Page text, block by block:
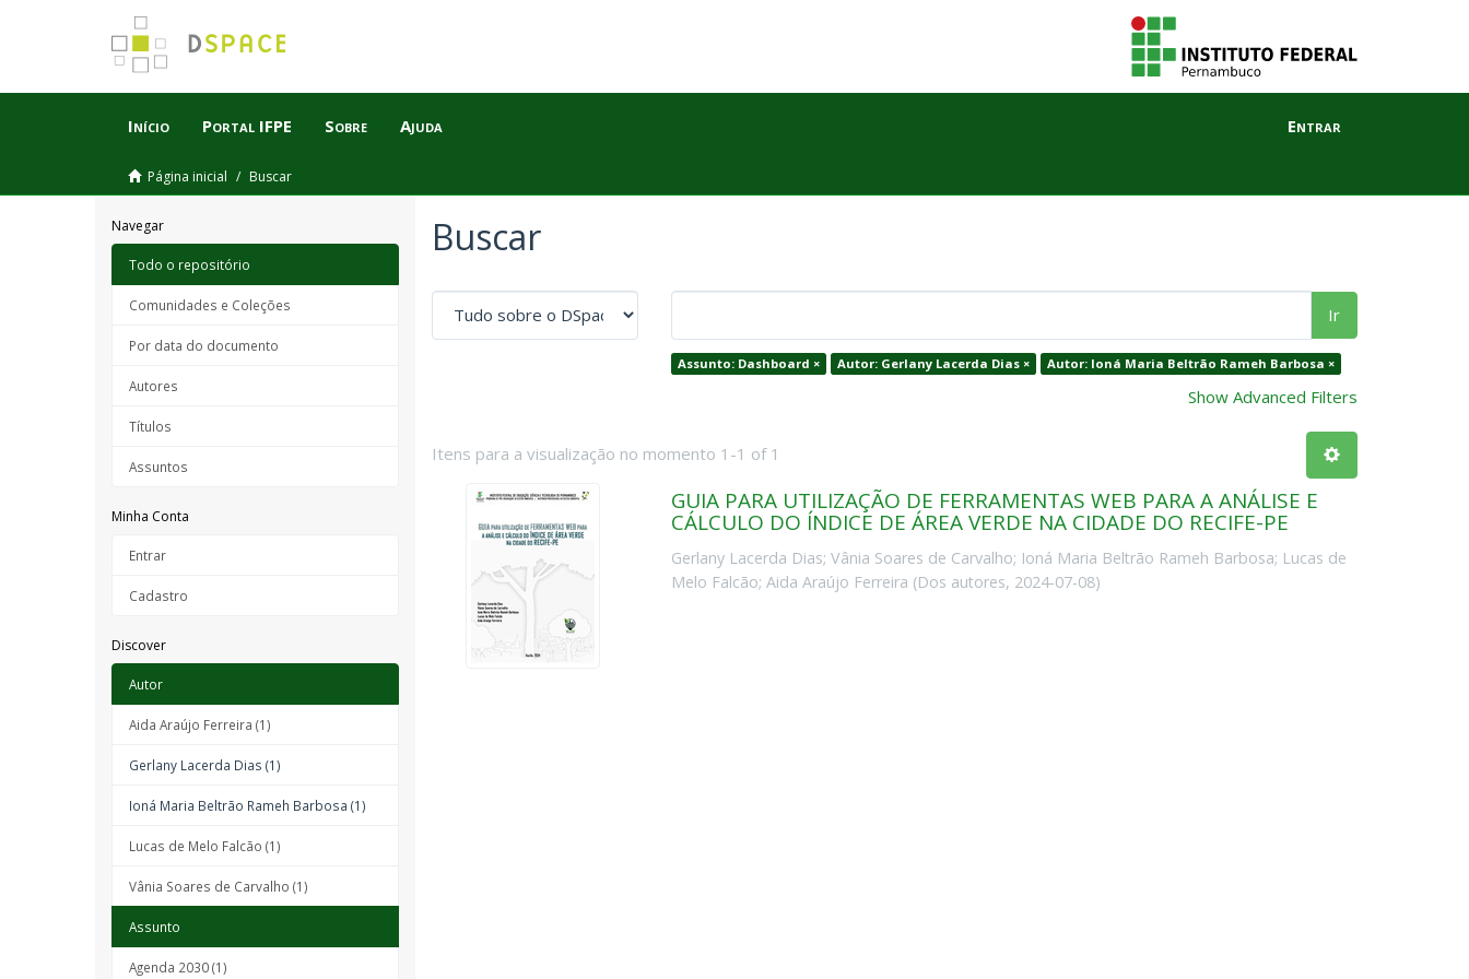
Início Portal IFPE Sobre Ajuda Entrar
Página inicial Buscar
Navegar
Todo o repositório
Comunidades e Coleções
Por data do documento
Autores
Títulos
Assuntos
Minha Conta
Entrar
Cadastro
Discover
Autor
Aida Araújo Ferreira (1)
Gerlany Lacerda Dias (1)
Ioná Maria Beltrão Rameh Barbosa (1)
Lucas de Melo Falcão (1)
Vânia Soares de Carvalho (1)
Assunto
Agenda 2030 (1)
Buscar
Ir
Assunto: Dashboard × Autor: Gerlany Lacerda Dias × Autor: Ioná Maria Beltrão Rameh Barbosa ×
Show Advanced Filters
Itens para a visualização no momento 1-1 of 1
GUIA PARA UTILIZAÇÃO DE FERRAMENTAS WEB PARA A ANÁLISE E
CÁLCULO DO ÍNDICE DE ÁREA VERDE NA CIDADE DO RECIFE-PE
Gerlany Lacerda Dias; Vânia Soares de Carvalho; Ioná Maria Beltrão Rameh Barbosa; Lucas de
Melo Falcão; Aida Araújo Ferreira (Dos autores, 2024-07-08)